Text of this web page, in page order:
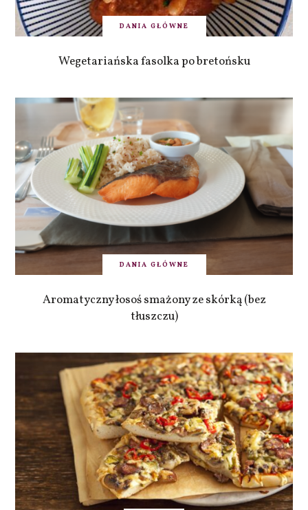
DANIA GŁÓWNE
Wegetariańska fasolka po bretońsku
DANIA GŁÓWNE
Aromatyczny łosoś smażony ze skórką (bez
tłuszczu)